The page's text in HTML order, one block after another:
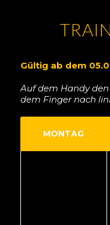
Gültig ab dem
Auf dem Handy
dem Finger nach
MONTAG